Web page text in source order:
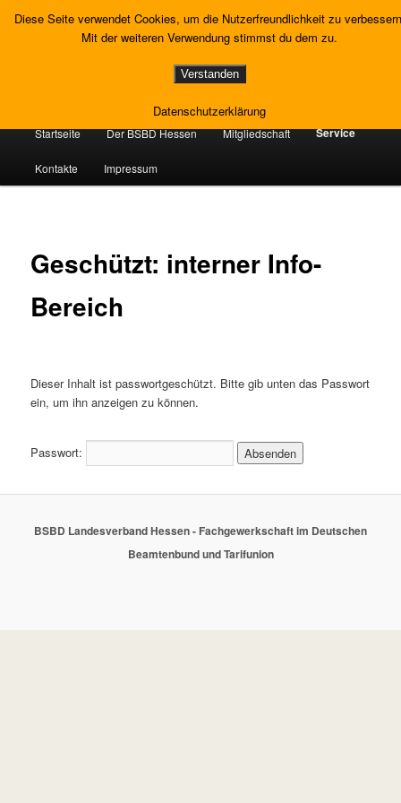
primären
Landesverband Hessen
HauptmenüStartseite Der BSBD Hessen Mitgliedschaft Service
Kontakte Impressum
Geschützt: interner Info-
Bereich
Dieser Inhalt ist passwortgeschützt. Bitte gib unten das Passwort
ein, um ihn anzeigen zu können.
Passwort:
BSBD Landesverband Hessen - Fachgewerkschaft im Deutschen
Beamtenbund und Tarifunion
Diese Seite verwendet Cookies, um die Nutzerfreundlichkeit zu
Mit der weiteren Verwendung stimmst du dem zu.
Verstanden
Datenschutzerklärung